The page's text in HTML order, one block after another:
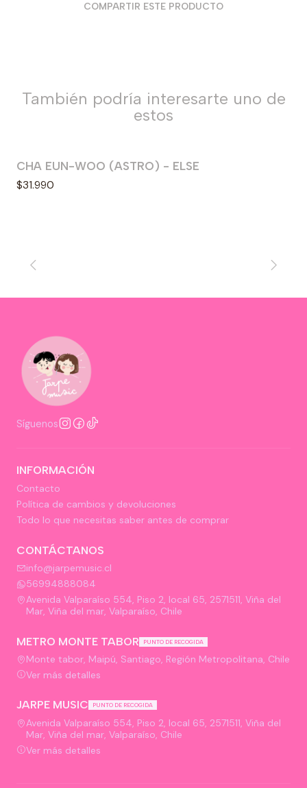
COMPARTIR ESTE PRODUCTO
También podría interesarte uno de
estos
CHA EUN-WOO (ASTRO) - ELSE
$31.990
Síguenos
INFORMACIÓN
Contacto
Política de cambios y devoluciones
Todo lo que necesitas saber antes de comprar
CONTÁCTANOS
info@jarpemusic.cl
56994888084
Avenida Valparaíso 554, Piso 2, local 65, 2571511, Viña del
Mar, Viña del mar, Valparaíso, Chile
METRO MONTE TABOR PUNTO DE RECOGIDA
Monte tabor, Maipú, Santiago, Región Metropolitana, Chile
Ver más detalles
JARPE MUSIC PUNTO DE RECOGIDA
Avenida Valparaíso 554, Piso 2, local 65, 2571511, Viña del
Mar, Viña del mar, Valparaíso, Chile
Ver más detalles